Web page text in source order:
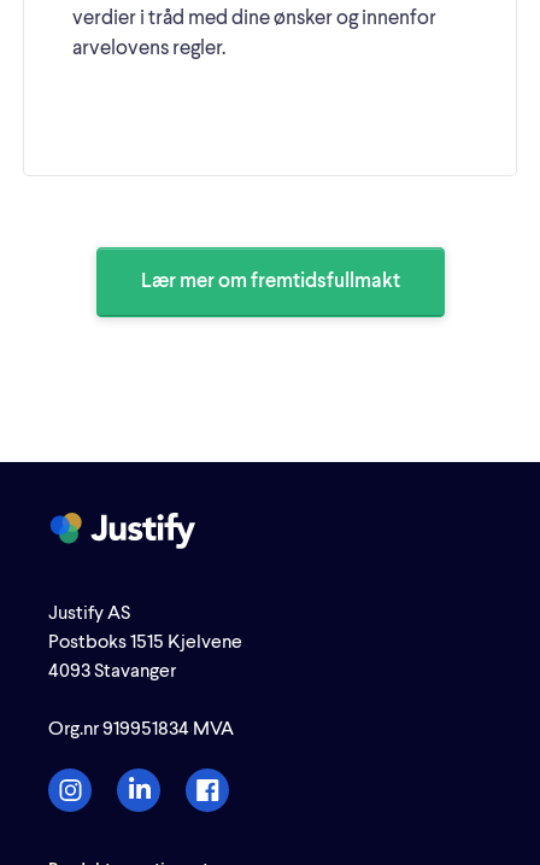
verdier i tråd med dine ønsker og innenfor
arvelovens regler.
Lær mer om fremtidsfullmakt
Justify AS
Postboks 1515 Kjelvene
4093 Stavanger
Org.nr 919951834 MVA